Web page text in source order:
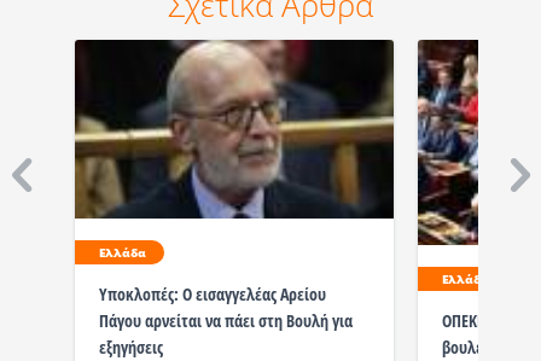
Ελλάδα
Υποκλοπές: Ο εισαγγελέας Αρείου
Πάγου αρνείται να πάει στη Βουλή για
εξηγήσεις
Ελλάδα
ΟΠΕΚΕΠΕ:
βουλευτές